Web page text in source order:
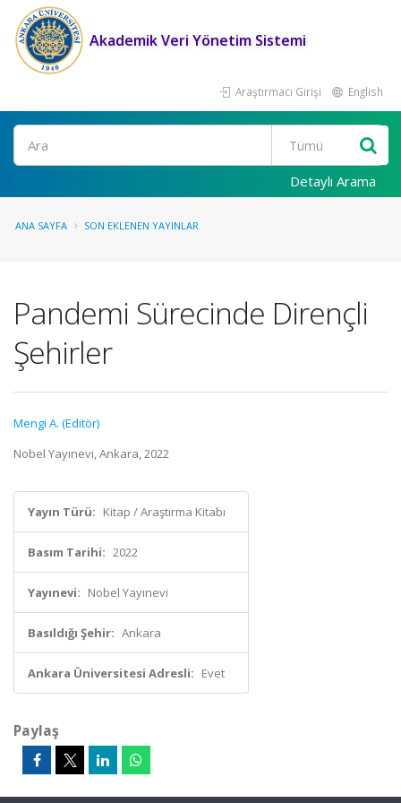
Akademik Veri Yönetim Sistemi
Araştırmacı Girişi English
Ara
Detaylı Arama
ANA SAYFA SON EKLENEN YAYINLAR
Pandemi Sürecinde Dirençli
Şehirler
Mengi A. (Editör)
Nobel Yayınevi, Ankara, 2022
Yayın Türü: Kitap / Araştırma Kitabı
Basım Tarihi: 2022
Yayınevi: Nobel Yayınevi
Basıldığı Şehir: Ankara
Ankara Üniversitesi Adresli: Evet
Paylaş